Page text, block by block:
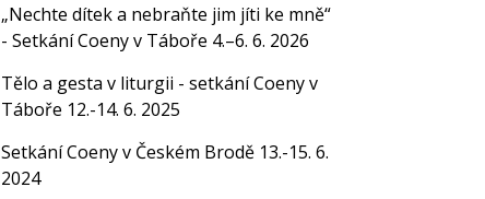
„Nechte dítek a nebraňte jim jíti ke mně“
- Setkání Coeny v Táboře 4.–6. 6. 2026
Tělo a gesta v liturgii - setkání Coeny v
Táboře 12.-14. 6. 2025
Setkání Coeny v Českém Brodě 13.-15. 6.
2024